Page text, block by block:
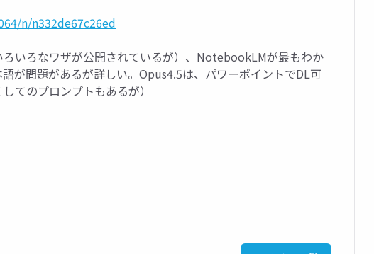
n/n332de67c26ed
いろなワザが公開されているが）、NotebookLMが最もわか
が問題があるが詳しい。Opus4.5は、パワーポイントでDL可
てのプロンプトもあるが）